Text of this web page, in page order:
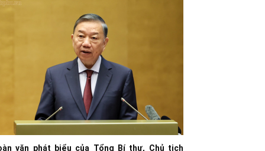
văn phát biểu của Tổng Bí thư, Chủ tịch